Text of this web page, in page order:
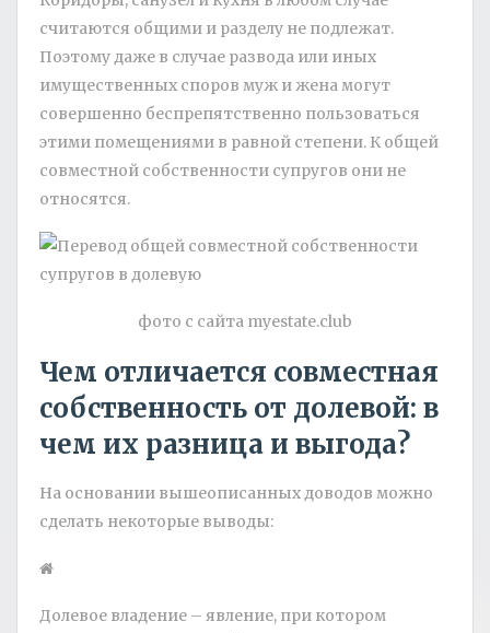
считаются общими и разделу не подлежат.
Поэтому даже в случае развода или иных
имущественных споров муж и жена могут
совершенно беспрепятственно пользоваться
этими помещениями в равной степени. К общей
совместной собственности супругов они не
относятся.
фото с сайта myestate.club
Чем отличается совместная
собственность от долевой: в
чем их разница и выгода?
На основании вышеописанных доводов можно
сделать некоторые выводы:
Долевое владение – явление, при котором